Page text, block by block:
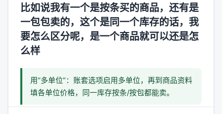
比如说我有一个是按条买的商品，还有是
一包包卖的，这个是同一个库存的话，我
要怎么区分呢，是一个商品就可以还是怎
么样
用“多单位”：账套选项启用多单位，再到商品资料
填各单位价格，同一库存按条/按包都能卖。